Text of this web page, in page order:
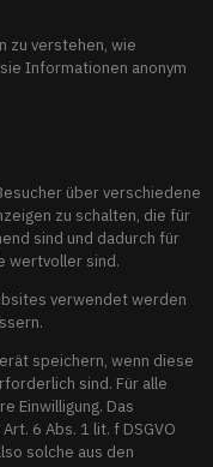
zu verstehen, wie
Informationen anonym
über verschiedene
zu schalten, die für
sind und dadurch für
wertvoller sind.
verwendet werden
speichern, wenn diese
sind. Für alle
Einwilligung. Das
6 Abs. 1 lit. f DSGVO
solche aus den